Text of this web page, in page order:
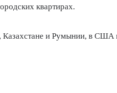
квартирах.
Казахстане и Румынии, в